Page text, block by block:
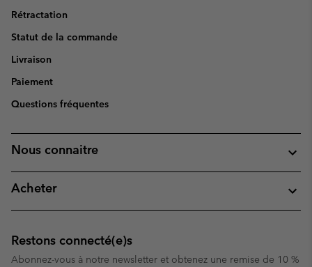
Rétractation
Statut de la commande
Livraison
Paiement
Questions fréquentes
Nous connaitre
Acheter
Restons connecté(e)s
Abonnez-vous à notre newsletter et obtenez une remise de 10 %